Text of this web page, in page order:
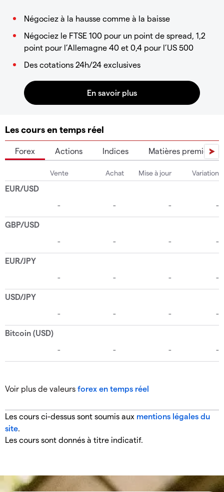
Négociez à la hausse comme à la baisse
Négociez le FTSE 100 pour un point de spread, 1,2
point pour l’Allemagne 40 et 0,4 pour l’US 500
Des cotations 24h/24 exclusives
Les cours en temps réel
Forex Actions Indices Matières premières
Voir plus de valeurs forex en temps réel
Les cours ci-dessus sont soumis aux mentions légales du
site.
Les cours sont donnés à titre indicatif.